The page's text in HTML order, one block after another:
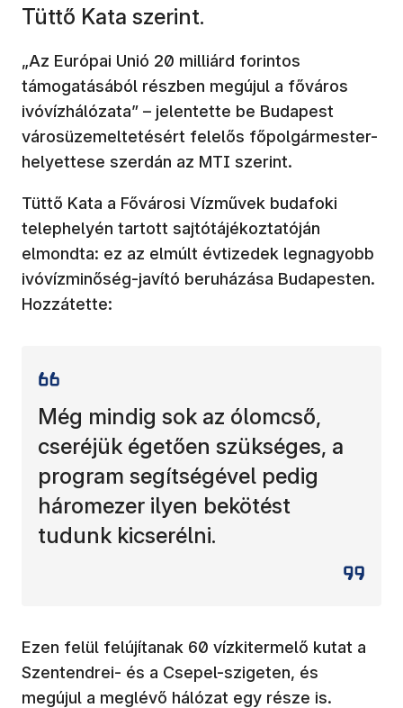
Tüttő Kata szerint.
„Az Európai Unió 20 milliárd forintos
támogatásából részben megújul a főváros
ivóvízhálózata” – jelentette be Budapest
városüzemeltetésért felelős főpolgármester-
helyettese szerdán az MTI szerint.
Tüttő Kata a Fővárosi Vízművek budafoki
telephelyén tartott sajtótájékoztatóján
elmondta: ez az elmúlt évtizedek legnagyobb
ivóvízminőség-javító beruházása Budapesten.
Hozzátette:
Még mindig sok az ólomcső,
cseréjük égetően szükséges, a
program segítségével pedig
háromezer ilyen bekötést
tudunk kicserélni.
Ezen felül felújítanak 60 vízkitermelő kutat a
Szentendrei- és a Csepel-szigeten, és
megújul a meglévő hálózat egy része is.